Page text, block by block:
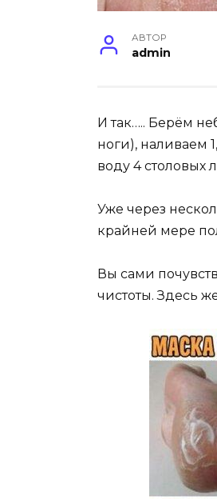
АВТОР
admin
И так….. Берём
ноги), наливаем
воду 4 столовых
Уже через
крайней мере
Вы сами
чистоты. Здесь